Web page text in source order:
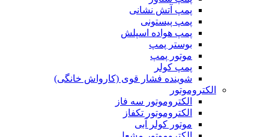
پمپ آتش نشانی
پمپ پیستونی
پمپ هواده اسپلش
بوستر پمپ
موتور پمپ
پمپ کولر
شوینده فشار قوی (کارواش خانگی)
الکتروموتور
الکتروموتور سه فاز
الکتروموتور تکفاز
موتور کولر آبی